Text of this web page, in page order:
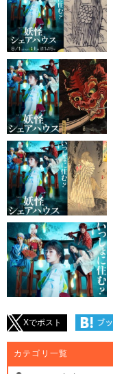
Xでポスト
カテゴリ一覧